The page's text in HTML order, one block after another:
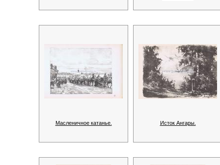
Масленичное катанье. Исток Ангары.